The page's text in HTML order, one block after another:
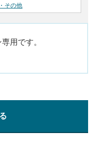
その他
用です。